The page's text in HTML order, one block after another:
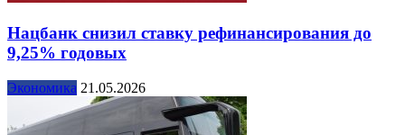
Нацбанк снизил ставку рефинансирования до
9,25% годовых
Экономика 21.05.2026